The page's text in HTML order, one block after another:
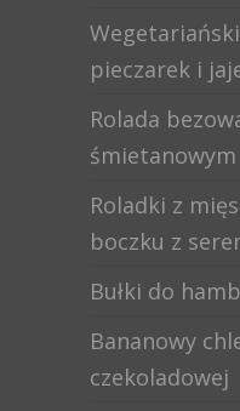
pieczarek i
Rolada
Roladki z
boczku z
Bułki do
Bananowy
czekoladowej